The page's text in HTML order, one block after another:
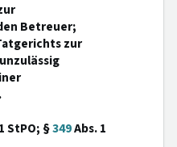
Betreuer;
zur
StPO; §349Abs. 1